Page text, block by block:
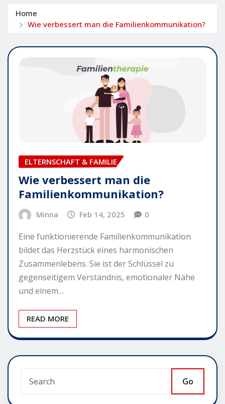
Home
Wie verbessert man die Familienkommunikation?
ELTERNSCHAFT & FAMILIE
Wie verbessert man die
Familienkommunikation?
Minna Feb 14, 2025 0
Eine funktionierende Familienkommunikation
bildet das Herzstück eines harmonischen
Zusammenlebens. Sie ist der Schlüssel zu
gegenseitigem Verständnis, emotionaler Nähe
und einem…
READ MORE
Go